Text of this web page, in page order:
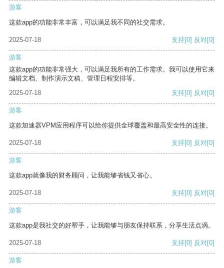
游客
这款app的功能非常丰富，可以满足我不同的社交需求。
2025-07-18 支持[0] 反对[0]
游客
这款app的功能非常强大，可以满足我所有的工作需求。我可以使用它来
编辑文档、制作演示文稿、管理日程安排等。
2025-07-18
支持[0] 反对[0]
游客
这款加速器VPM应用程序可以给你提供全球覆盖和最高安全性的连接。
2025-07-18 支持[0] 反对[0]
游客
这款app就像我的财务顾问，让我能够省钱又省心。
2025-07-18 支持[0] 反对[0]
游客
这款app是我社交的好帮手，让我能够与朋友保持联系，分享生活点滴。
2025-07-18 支持[0] 反对[0]
游客